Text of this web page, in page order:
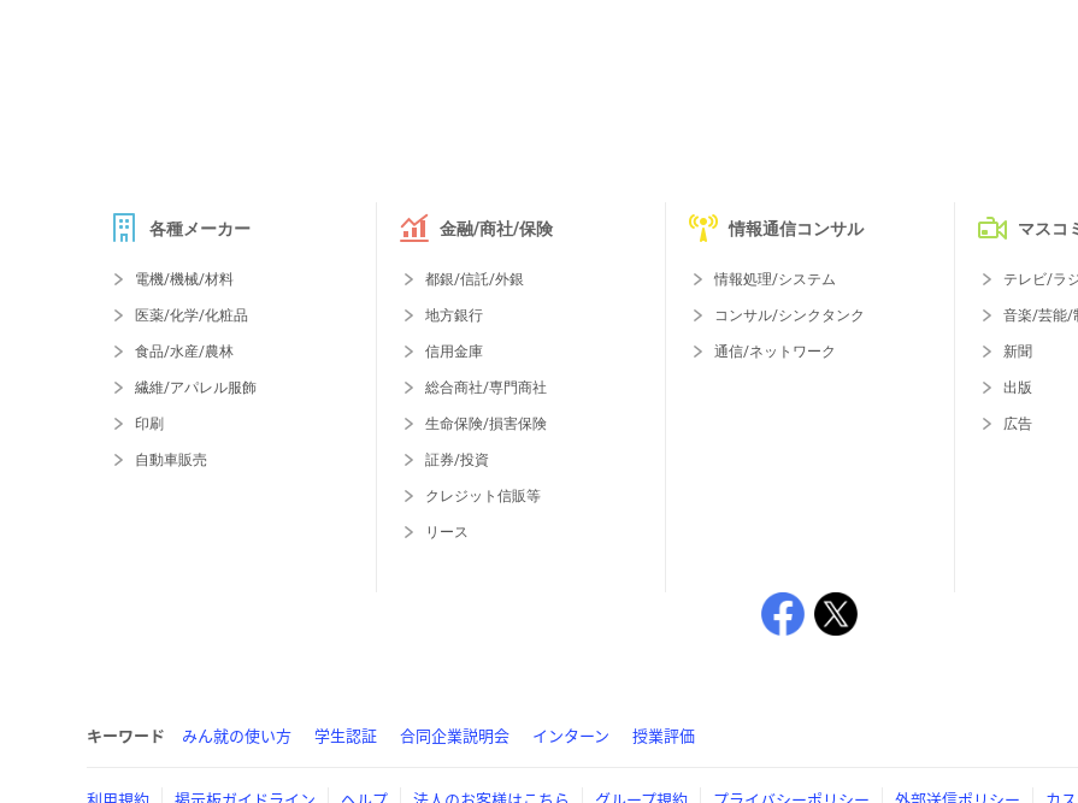
各種メーカー
電機/機械/材料
医薬/化学/化粧品
食品/水産/農林
繊維/アパレル服飾
印刷
自動車販売
金融/商社/保険
都銀/信託/外銀
地方銀行
信用金庫
総合商社/専門商社
生命保険/損害保険
証券/投資
クレジット信販等
リース
情報通信コンサル
情報処理/システム
コンサル/シンクタンク
通信/ネットワーク
マスコ
テレビ/ラ
音楽/芸能/
新聞
出版
広告
キーワード みん就の使い方 学生認証 合同企業説明会 インターン 授業評価